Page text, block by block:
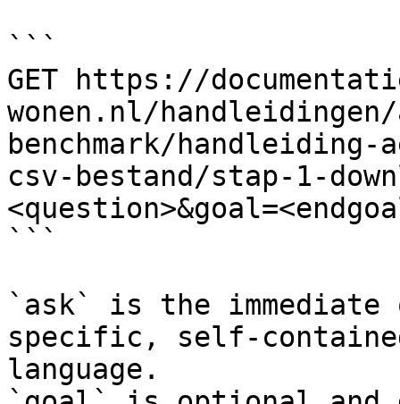
```
GET https://
wonen.nl/handleidingen/
benchmark/handleiding-
csv-bestand/stap-1-
```
`ask` is the
specific, self-
language.